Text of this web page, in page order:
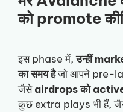
को promote
इस phase में,उन्हीं
का समय हैजो आपने pre-
जैसेairdrops को
कुछ extra plays भी हैं,